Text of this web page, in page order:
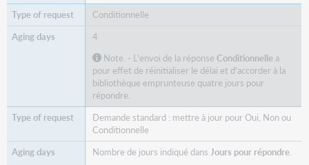
Conditionnelle
4
Note. - L'envoi de la réponse Conditionnelle a
pour effet de réinitialiser le délai et d'accorder à la
bibliothèque emprunteuse quatre jours pour
répondre.
Demande standard : mettre à jour pour Oui, Non ou
Conditionnelle
Nombre de jours indiqué dans Jours pour répondre.